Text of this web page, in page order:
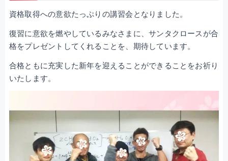
資格取得への意欲たっぷりの講習会となりました。
復習に意欲を燃やしているみなさまに、サンタクロースが合
格をプレゼントしてくれることを、期待しています。
合格ともに充実した新年を迎えることができることをお祈り
いたします。